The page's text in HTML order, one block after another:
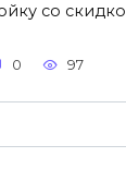
со
0 97